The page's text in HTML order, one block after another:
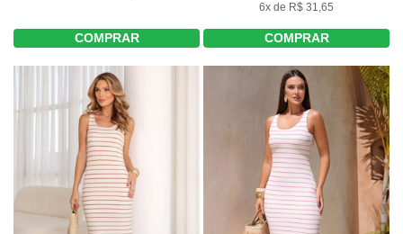
COMPRAR
6x de R$ 31,65
COMPRAR